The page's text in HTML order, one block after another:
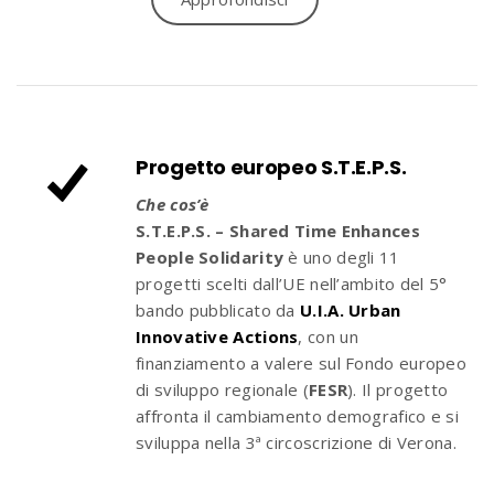
Progetto europeo S.T.E.P.S.
Che cos’è
S.T.E.P.S. – Shared Time Enhances
People Solidarity è uno degli 11
progetti scelti dall’UE nell’ambito del 5°
bando pubblicato da U.I.A. Urban
Innovative Actions, con un
finanziamento a valere sul Fondo europeo
di sviluppo regionale (FESR). Il progetto
affronta il cambiamento demografico e si
sviluppa nella 3ª circoscrizione di Verona.